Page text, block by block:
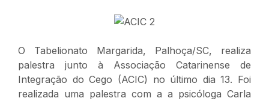
O Tabelionato Margarida, Palhoça/SC, realiza
palestra junto à Associação Catarinense de
Integração do Cego (ACIC) no último dia 13. Foi
realizada uma palestra com a a psicóloga Carla